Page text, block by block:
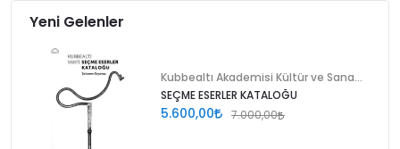
Yeni Gelenler
SEÇME ESERLER KATALOĞU
5.600,00 7.000,00